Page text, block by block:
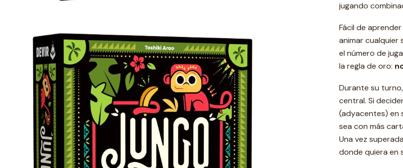
jugando
Fácil de
animar cualquier
el número de
la regla de oro:
Durante su
central. Si
(adyacentes) en
sea con más
Una vez
donde quiera en